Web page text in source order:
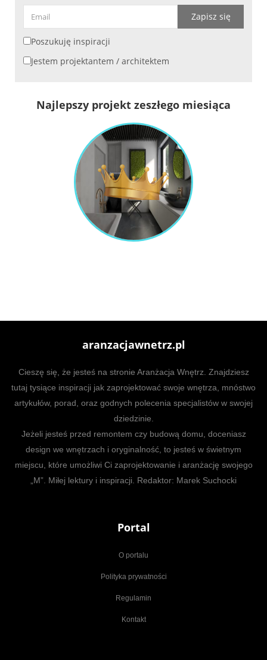
Zapisz się
Poszukuję inspiracji
Jestem projektantem / architektem
Najlepszy projekt zeszłego miesiąca
aranzacjawnetrz.pl
Cieszę się, że jesteś na stronie Aranżacja Wnętrz. Znajdziesz
tutaj tysiące inspiracji jak zaprojektować swoje wnętrza, mnóstwo
artykułów, porad, oraz godnych polecenia specjalistów w swojej
dziedzinie.
Jeżeli jesteś przed remontem czy budową domu, doceniasz
design we wnętrzach i oryginalność, to jesteś w świetnym
miejscu, które umożliwi Ci zaprojektowanie i aranżację swojego
„M”. Miłej lektury i inspiracji. Redaktor: Marek Suchocki
Portal
O portalu
Polityka prywatności
Regulamin
Kontakt